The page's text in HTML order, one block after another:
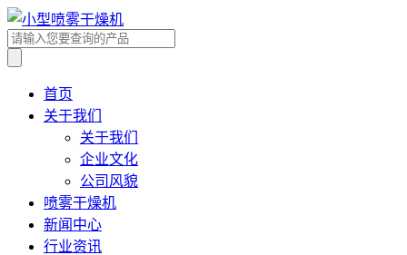
首页
关于我们
关于我们
企业文化
公司风貌
喷雾干燥机
新闻中心
行业资讯